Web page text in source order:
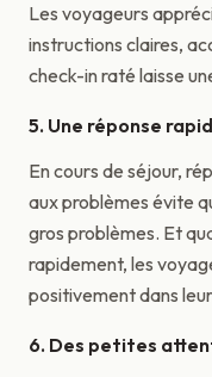
Les voyageurs
instructions claires,
check-in raté laisse
5. Une réponse
En cours de séjour,
aux problèmes évite
gros problèmes. Et
rapidement, les
positivement dans
6. Des petites